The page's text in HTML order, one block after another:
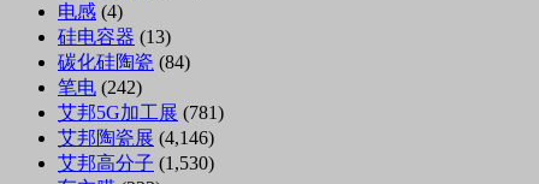
电感 (4)
硅电容器 (13)
碳化硅陶瓷 (84)
笔电 (242)
艾邦5G加工展 (781)
艾邦陶瓷展 (4,146)
艾邦高分子 (1,530)